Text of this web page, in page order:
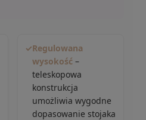
✓Regulowana
wysokość–
teleskopowa
konstrukcja
umożliwia wygodne
dopasowanie stojaka